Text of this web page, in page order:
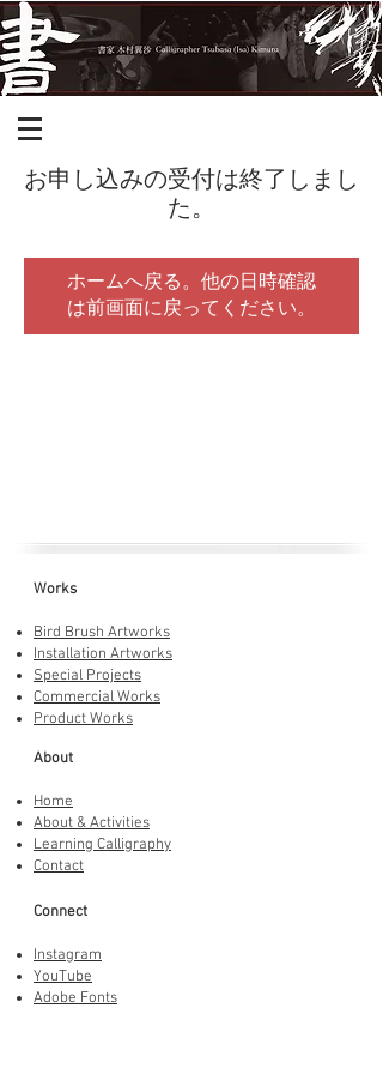
お申し込みの受付は終了しまし
た。
ホームへ戻る。他の日時確認
は前画面に戻ってください。
Works
Bird Brush Artworks
Installation Artworks
Special Projects
Commercial Works
Product Works
About
Home
About & Activities
Learning Calligraphy
Contact
Connect
Instagram
YouTube
Adobe Fonts